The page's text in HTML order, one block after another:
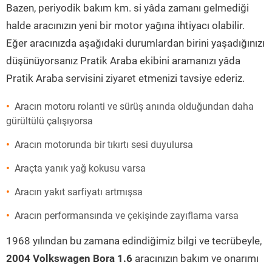
Bazen, periyodik bakım km. si yâda zamanı gelmediği
halde aracınızın yeni bir motor yağına ihtiyacı olabilir.
Eğer aracınızda aşağıdaki durumlardan birini yaşadığınızı
düşünüyorsanız Pratik Araba ekibini aramanızı yâda
Pratik Araba servisini ziyaret etmenizi tavsiye ederiz.
Aracın motoru rolanti ve sürüş anında olduğundan daha
gürültülü çalışıyorsa
Aracın motorunda bir tıkırtı sesi duyulursa
Araçta yanık yağ kokusu varsa
Aracın yakıt sarfiyatı artmışsa
Aracın performansında ve çekişinde zayıflama varsa
1968 yılından bu zamana edindiğimiz bilgi ve tecrübeyle,
2004 Volkswagen Bora 1.6 aracınızın bakım ve onarımı